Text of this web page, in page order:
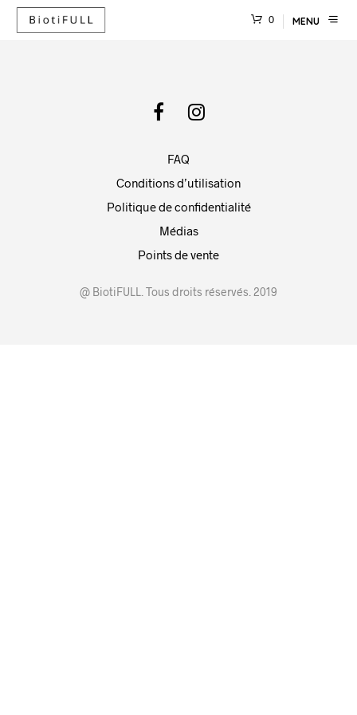
0 MENU
FAQ
Conditions d’utilisation
Politique de confidentialité
Médias
Points de vente
@ BiotiFULL. Tous droits réservés. 2019